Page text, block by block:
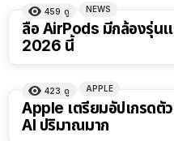
459 ดู NEWS
ลือ AirPods มีกล้องรุ่นแ
2026 นี้
423 ดู APPLE
Apple เตรียมอัปเกรดตั
AI ปริมาณมาก